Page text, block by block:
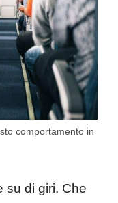
comportamento in
su di giri. Che